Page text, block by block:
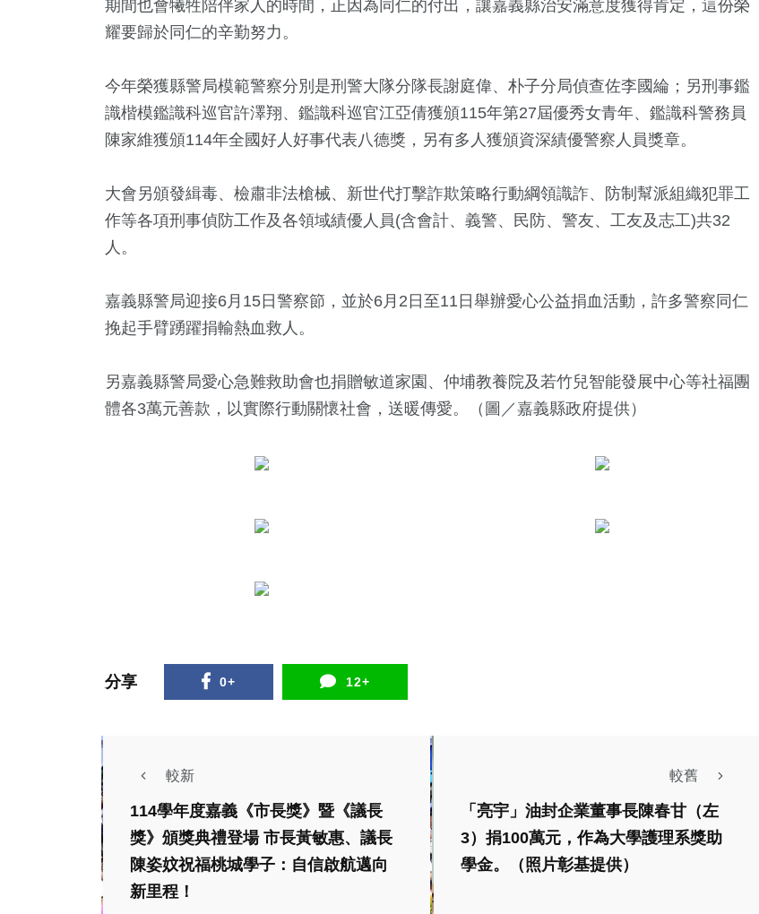
期間也會犧牲陪伴家人的時間，正因為同仁的付出，讓嘉義縣治安滿意度獲得肯定，這份榮
耀要歸於同仁的辛勤努力。
今年榮獲縣警局模範警察分別是刑警大隊分隊長謝庭偉、朴子分局偵查佐李國綸；另刑事鑑
識楷模鑑識科巡官許澤翔、鑑識科巡官江亞倩獲頒115年第27屆優秀女青年、鑑識科警務員
陳家維獲頒114年全國好人好事代表八德獎，另有多人獲頒資深績優警察人員獎章。
大會另頒發緝毒、檢肅非法槍械、新世代打擊詐欺策略行動綱領識詐、防制幫派組織犯罪工
作等各項刑事偵防工作及各領域績優人員(含會計、義警、民防、警友、工友及志工)共32
人。
嘉義縣警局迎接6月15日警察節，並於6月2日至11日舉辦愛心公益捐血活動，許多警察同仁
挽起手臂踴躍捐輸熱血救人。
另嘉義縣警局愛心急難救助會也捐贈敏道家園、仲埔教養院及若竹兒智能發展中心等社福團
體各3萬元善款，以實際行動關懷社會，送暖傳愛。（圖／嘉義縣政府提供）
分享 0+ 12+
較新
114學年度嘉義《市長獎》暨《議長
獎》頒獎典禮登場 市長黃敏惠、議長
陳姿妏祝福桃城學子：自信啟航邁向
新里程！
較舊
「亮宇」油封企業董事長陳春甘（左
3）捐100萬元，作為大學護理系獎助
學金。（照片彰基提供）
綜合新聞 旅遊
2026嘉義阿里山日
出印象音樂會 神木
綜合新聞
高雄春捲疑食物中毒
案陳其邁清查中毒來
社會
高市警察局長等廿八
員異動
89+
287+
健康
159+ 70+
220+